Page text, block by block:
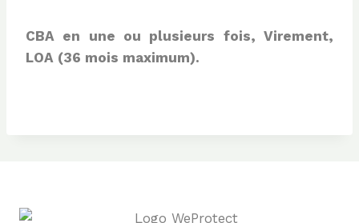
CBA en une ou plusieurs fois, Virement,
LOA (36 mois maximum).